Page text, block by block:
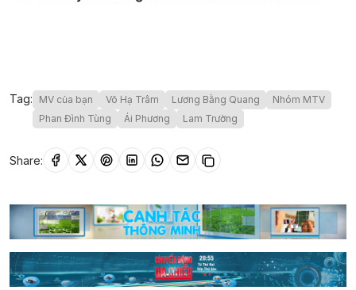
Tag: MV của bạn Võ Hạ Trâm Lương Bằng Quang
Nhóm MTV
Phan Đình Tùng
Ái Phương Lam Trường
Share: